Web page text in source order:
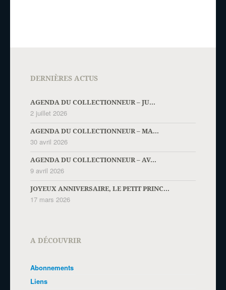
DERNIÈRES ACTUS
AGENDA DU COLLECTIONNEUR – JU...
2 juillet 2026
AGENDA DU COLLECTIONNEUR – MA...
30 avril 2026
AGENDA DU COLLECTIONNEUR – AV...
9 avril 2026
JOYEUX ANNIVERSAIRE, LE PETIT PRINC...
17 mars 2026
A DÉCOUVRIR
Abonnements
Liens